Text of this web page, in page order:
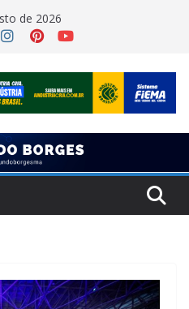
de 2026